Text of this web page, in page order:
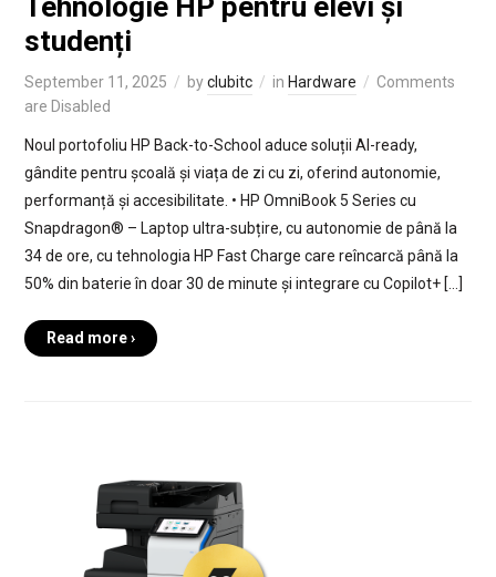
studenți
September 11, 2025 byclubitc in Hardware
Comments
are Disabled
Noul portofoliu HP Back-to-School aduce soluții AI-ready,
gândite pentru școală și viața de zi cu zi, oferind autonomie,
performanță și accesibilitate. • HP OmniBook 5 Series cu
Snapdragon® – Laptop ultra-subțire, cu autonomie de până la
34 de ore, cu tehnologia HP Fast Charge care reîncarcă până la
50% din baterie în doar 30 de minute și integrare cu Copilot+ […]
Read more ›